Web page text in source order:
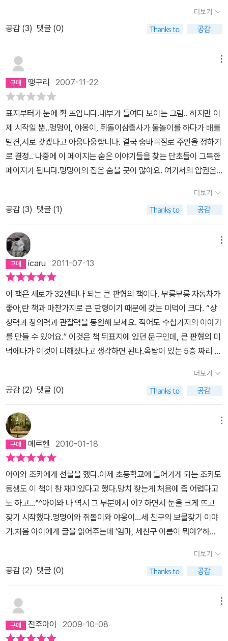
답니다.저쪽에 망가진 비행기 보이시죠?그들은 이제 보물을 찾아 동
굴속으로 들어갑니다.그런데 보물이 숨겨진 방의 열쇠를 찾아야한다
들과 함께 해적선을 수리하여보물을 싣고, 원숭이들을 태우고 그들은
마을로 돌아오게 됩니다.---보물은 어디에 실었을까?다함께 찾아보
세요그리고 맨뒤 부록처럼 있는 페이지에서는 숨은그림찾기를 제시
하여다시금 앞에서부터 그 그림을 찾는 재미를 더하고 있습니다.그리
고 맨뒤에서는 독자 스스로 이야기를 꾸밀수있게곰순이와 곰돌이를
보여줍니다.다시 펼쳐 찾아보니 정말로 곰순이와 곰돌이가 등장하고
있네요아이와 이야기를 꾸며보았는데곰순이가 누군가를 계속 두리번
찾고있어요몇페이지가 지나가도 곰순이만 계속 두리번그런데 보물섬
또 쿨쿨마지막장에서 야옹이네 마을에 도착하여 또 쿨쿨 자고 있는
곰돌이에게 다가서는 곰순이.......아마도 곰순이는 곰돌이를 기다렸나
봐요!!!!입니다.*************************************
******************************** 아이는 동화책을 볼때
글자를 보는 것이 아니라 그림을 본다고 합니다.그런 면에서 이책은
아이의 그런 호기심어린 눈을 충분히 만족시킬만한 책이라 여겨집니
다.워낙에 넓은 그림속에 주인공 멍멍이,쥐돌이,야옹이 외에 곰순이,
곰돌이, 토끼, 여우, 다람쥐, 원숭이 등 많은 동물들,물건들이 들어차
있기때문에한번읽고 또 다시 읽을때는 다른것을 발견할수있겠지요
앞으로도 더 읽어가면서 아이가 아직 찾지못한 숨은그림들을 아이 스
스로 찾을 수 있을것이라 여깁니다.또한 그저 책을 읽는데만 그치는
것이 아니라 책을 읽은후 다시금 그 책을 펼쳐서 미쳐 보지못했던 그
딱 우리집 꼬마녀석 둘이서 하는 놀이랑 똑같다. 이불로 동굴을 만들
고 먼지를 먹든말든 그 안에서 꼼지락꼼지락 그리고선각종 탈것과 녀
석들의 플라스틱 의자 같은 것을 테이프와 신문지로 덕지덕지 우주선
도 되었다가 버스도 되었다가 변신도 다재다능한 꼬마녀석들의 발명
집 녀석들은 꽃이 많이 그려진 마루 카펫에서 보물을 찾든 범인을 잡
든 늘 그런 비슷한 놀이를 한다. 그림 곳곳에서 수수께끼 풀 듯 숨은
그림을 찾는 데 페이지마다 제시된 모든 것을 찾았건만 우리집 꼬마
와 엄마는 '망치'를 찾지 못했다. 망치찾으시면 어디있는지 좀 알려주
세요~ 우리집에선 항상 가위가 없어져 뭔가 만들기만 하려면 그 놈의
가위와 풀을 찾으러 동분서주..공부 좀 할라치면 꼭 지우개가 없어져
동분서주~현실에서도 보물찾듯이 모험하듯이 그렇게 하하호호 유쾌
하면 좋으련만집에서 그렇게 구석구석 찾아 헤매면 늘 벼락같은 불호
령을 치게된다. '정리 좀 하라그랬지!!!!'
더보기
공감 (3) 댓글 (0)
땡구리 2007-11-22
표지부터가 눈에 확 뜨입니다.내부가 들여다 보이는 그림.. 하지만 이
제 시작일 뿐..멍멍이, 야옹이, 쥐돌이삼총사가 물놀이를 하다가 배를
발견,서로 갖겠다고 아웅다웅합니다. 결국 숨바꼭질로 주인을 정하기
로 결정.. 나중에 이 페이지는 숨은 이야기들을 찾는 단초들이 그득한
페이지가 됩니다.멍멍이의 집은 숨을 곳이 많아요. 여기서의 압권은
~! 하는 탄성이..쥐돌이네 입입니다. 바다가 보이는 곳이죠. 등대집이
에요.편지 부치는 토끼가 너무 귀여워..보물섬으로 가기 위해 비행기
를 뚝딱뚝딱 만듭니다.우리 아이는 이 페이지를 젤 좋아합니다. 역시
사내 아이라..망치, 줄자, 페달을 찾는 미션이..^^드디어 출발.. 페달을
돌리면 프로펠러가 쌩쌩... 너무 귀여운 비행기.. 보물섬에는 해적은
없고 원숭이만..과연 원숭이는 모두 몇마리일까요..우리 꼬마는 아직
다 못찾은 듯합니다.보물이 숨겨진 동굴... 이 책에서 가장 압권인 페
이지..길찾기도재미있고, 그 속에 숨겨진 여러 비밀이 정말 재미있어
요.우리 꼬마는 화장실 아래에서 똥덩어리를 발견했어요.그걸 보고
한참 웃었어요..그리고 열쇠를 꼭 찾아야 한다는 사실..이제 집으로 돌
아갑니다. 비행기가 아닌 해적선을 고쳐서 원숭이들과 함께.. 원숭이
들 하나 하나가 모두 재미있게 표현되어 있어요.보험이 끝났네요. 축
배를 들 시간...그런데 코르트 따개는 어디 있을까요...마지막 새로운
미션 페이지입니다. 이책의 특징을 새롭게 부각시켜주는 장치이지요.
그림들을 찾아야 합니다. 이 책 한권으로 우리 아이는 1시간은 넉넉하
게 책에 몰입해 있었습니다. 그리고 수시로 꺼내서 보내요. 정말 이야
기가 많은 책입니다.
더보기
공감 (3) 댓글 (1)
icaru 2011-07-13
이 책은 세로가 32센티나 되는 큰 판형의 책이다. 부릉부릉 자동차가
좋아,란 책과 마찬가지로 큰 판형이기 때문에 갖는 미덕이 크다. “상
상력과 창의력과 관찰력을 동원해 보세요. 적어도 수십가지의 이야기
를 만들 수 있어요.” 이것은 책 뒤표지에 있던 문구인데, 큰 판형의 미
덕에다가 이것이 더해졌다고 생각하면 된다.옥탑이 있는 5층 짜리 집
의 스토리가 나올 수 있다. 세 친구(쥐돌이, 멍멍이, 야옹이-같은 동물
이 주인공인 동화의 대표 캐릭터들)가 서로 자기가 잘한다고 혹은 서
로 협동하거나 역할 분담을 해서 일을 진행시켜나가는 과정도 볼 수
있고, 줄자, 망치, 페달과 같은 연장을 찾는 재미를 즐길 수 있다. 비행
기를 만들어서 타고 보물을 찾아 나서는 모험을 시작한다. 섬은 원숭
이들 차지. 원숭이들은 도대체 몇 마리나 있을까? 어딘가에 보물이
숨겨져 있어 그것을 찾아야 하는데, 미로처럼생긴 섬의 내부 구조도
를 보고도 아이들은 무척 흥미진진해한다.
더보기
공감 (2) 댓글 (0)
메르헨 2010-01-18
아이와 조카에게 선물을 했다.이제 초등학교에 들어가게 되는 조카도
동생도 이 책이 참 재미있다고 했다.망치 찾는게 처음에 좀 어렵다고
도 하고...^^아이와 나 역시 그 부분에서 어? 하면서 눈을 크게 뜨고
찾기 시작했다.멍멍이와 쥐돌이와 야옹이...세 친구의 보물찾기 이야
기.처음 아이에게 글을 읽어주는데 '엄마, 세친구 이름이 뭐야?'하기
친구'로 들은 것이다.^^아이는 새로운 친구 이름이 궁금했던 것...하
핫..세친구와 새친구...우리말의 같은 발음으로 아이가 잠시 헷갈렸던
부분이다.글씨를 보여주고 다시 설명해 주니까 아...하면서 고개를 끄
덕인다.색감이 화려하고 친구들의 집이 상세히 그려져 있다.내용도
에 장면을 찾는 부분이 있는데 열심히 뒤적거린 덕분에 바로바로 찾
더보기
공감 (2) 댓글 (0)
전주아이 2009-10-08